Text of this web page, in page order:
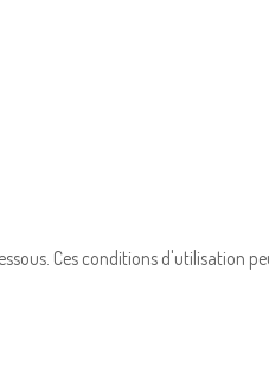
Ces conditions d'utilisation